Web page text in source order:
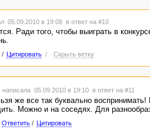
05.09.2010 в 19:08 в ответ на #10
Ради того, чтобы выиграть в
/ Цитировать / Скрыть ветку
написала 05.09.2010 в 19:10 в ответ на #11
же все так буквально
Можно и на соседях. Для
Ответить/ Цитировать